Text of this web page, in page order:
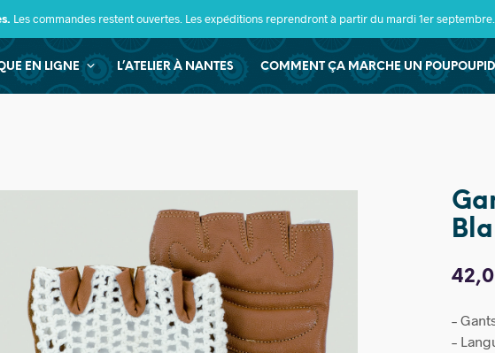
Les commandes restent ouvertes. Les expéditions reprendront à partir du mardi 1er septembre.
EN LIGNE L’ATELIER À NANTES COMMENT ÇA MARCHE UN
–
–